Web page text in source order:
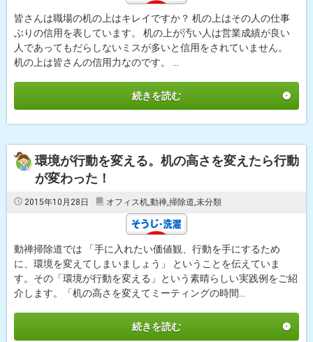
皆さんは職場の机の上はキレイですか？ 机の上はその人の仕事
ぶりの信用を表しています。 机の上が汚い人は営業成績が良い
人であってもだらしないミスが多いと信用をされていません。
机の上は皆さんの信用力なのです。 ...
続きを読む
環境が行動を変える。机の高さを変えたら行動
が変わった！
2015年10月28日 オフィス机,動禅,掃除道,未分類
動禅掃除道では 「手に入れたい価値観、行動を手にするため
に、環境を変えてしまいましょう」 ということを伝えていま
す。その「環境が行動を変える」という素晴らしい実践例をご紹
介します。「机の高さを変えてミーティングの時間...
続きを読む